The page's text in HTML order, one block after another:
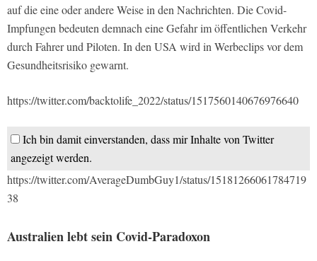
auf die eine oder andere Weise in den Nachrichten. Die Covid-
Impfungen bedeuten demnach eine Gefahr im öffentlichen Verkehr
durch Fahrer und Piloten. In den USA wird in Werbeclips vor dem
Gesundheitsrisiko gewarnt.
https://twitter.com/backtolife_2022/status/1517560140676976640
Ich bin damit einverstanden, dass mir Inhalte von Twitter
angezeigt werden.
https://twitter.com/AverageDumbGuy1/status/15181266061784719
38
Australien lebt sein Covid-Paradoxon